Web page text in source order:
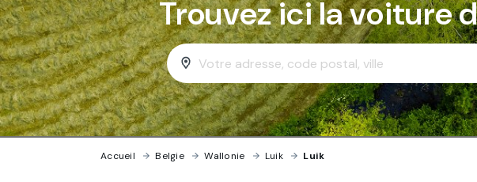
Accueil › Belgie › Wallonie › Luik › Luik
Trouvez ici la voiture